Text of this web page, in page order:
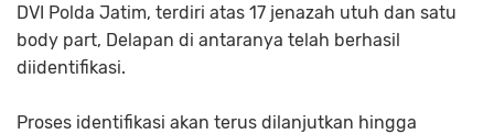
DVI Polda Jatim, terdiri atas 17 jenazah utuh dan satu
body part, Delapan di antaranya telah berhasil
diidentifikasi.
Proses identifikasi akan terus dilanjutkan hingga